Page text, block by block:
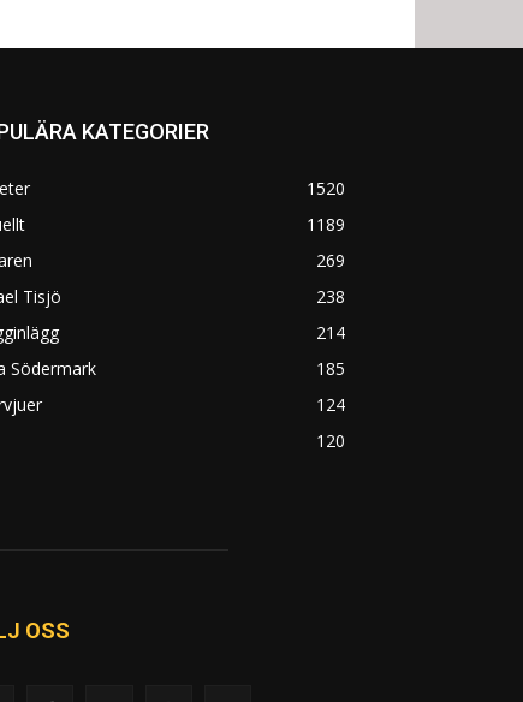
KATEGORIER
1520
1189
269
Tisjö
238
214
Södermark
185
124
120
OSS